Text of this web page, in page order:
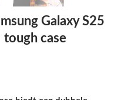
Galaxy S25
tough case